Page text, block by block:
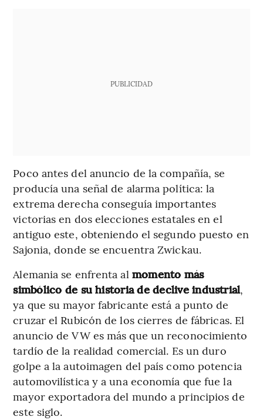
PUBLICIDAD
Poco antes del anuncio de la compañía, se
producía una señal de alarma política: la
extrema derecha conseguía importantes
victorias en dos elecciones estatales en el
antiguo este, obteniendo el segundo puesto en
Sajonia, donde se encuentra Zwickau.
Alemania se enfrenta al momento más
simbólico de su historia de declive industrial,
ya que su mayor fabricante está a punto de
cruzar el Rubicón de los cierres de fábricas. El
anuncio de VW es más que un reconocimiento
tardío de la realidad comercial. Es un duro
golpe a la autoimagen del país como potencia
automovilística y a una economía que fue la
mayor exportadora del mundo a principios de
este siglo.